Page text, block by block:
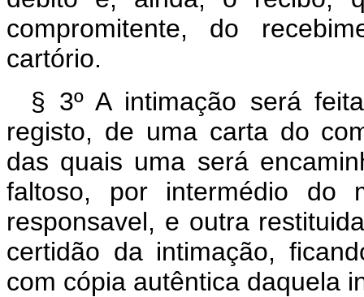
compromitente, do
cartório.
§ 3º A intimação será
registo, de uma carta do
das quais uma será
faltoso, por intermédio do
responsavel, e outra
certidão da intimação,
com cópia autêntica daquela